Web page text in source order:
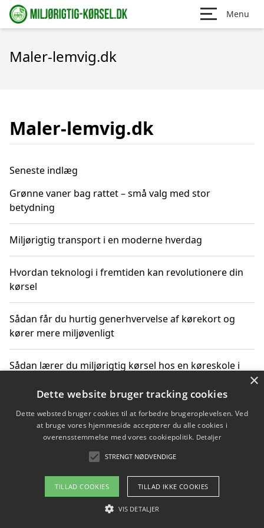
Menu
Maler-lemvig.dk
Maler-lemvig.dk
Seneste indlæg
Grønne vaner bag rattet – små valg med stor
betydning
Miljørigtig transport i en moderne hverdag
Hvordan teknologi i fremtiden kan revolutionere din
kørsel
Sådan får du hurtig generhvervelse af kørekort og
kører mere miljøvenligt
Sådan lærer du miljørigtig kørsel hos en køreskole i
Copyright 2026 - Pilanto Aps
Om / kontakt
×
Dette website bruger tracking cookies
Dette websted bruger cookies til at forbedre brugeroplevelsen. Ved
at bruge vores hjemmeside accepterer du alle cookies i
overensstemmelse med vores cookiepolitik. Detaljer
STRENGT NØDVENDIGE
TILLAD COOKIES TILLAD IKKE COOKIES
VIS DETALJER